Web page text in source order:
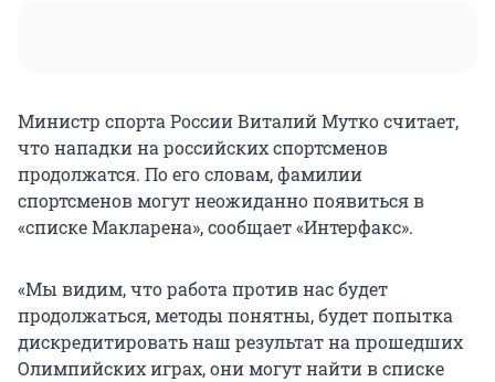
Министр спорта России Виталий Мутко считает,
что нападки на российских спортсменов
продолжатся. По его словам, фамилии
спортсменов могут неожиданно появиться в
«списке Макларена», сообщает «Интерфакс».
«Мы видим, что работа против нас будет
продолжаться, методы понятны, будет попытка
дискредитировать наш результат на прошедших
Олимпийских играх, они могут найти в списке